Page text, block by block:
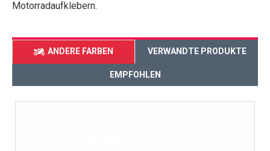
Motorradaufklebern.
ANDERE FARBEN VERWANDTE PRODUKTE
EMPFOHLEN